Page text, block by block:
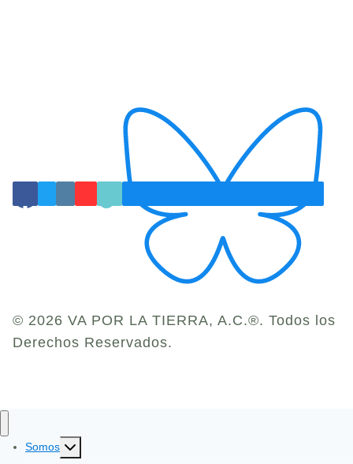
© 2026 VA POR LA TIERRA, A.C.®. Todos los
Derechos Reservados.
Somos Toggle